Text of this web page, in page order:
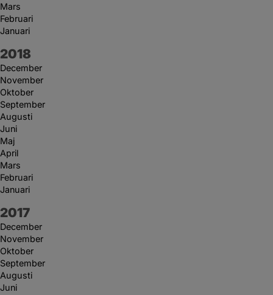
Mars
Februari
Januari
År:
2018
December
November
Oktober
September
Augusti
Juni
Maj
April
Mars
Februari
Januari
År:
2017
December
November
Oktober
September
Augusti
Juni